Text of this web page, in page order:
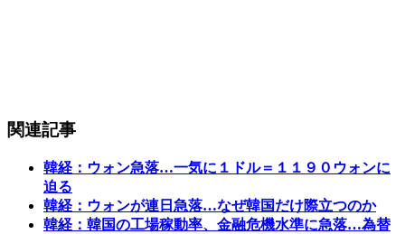
関連記事
韓経：ウォン急落…一気に１ドル＝１１９０ウォンに
迫る
韓経：ウォンが連日急落…なぜ韓国だけ際立つのか
韓経：韓国の工場稼動率、金融危機水準に急落…為替